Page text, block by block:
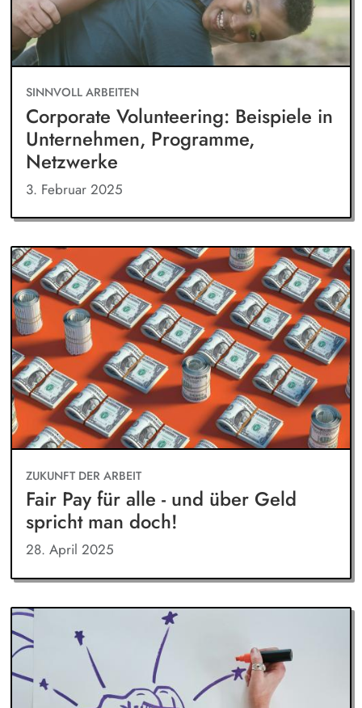
SINNVOLL ARBEITEN
Corporate Volunteering: Beispiele in
Unternehmen, Programme,
Netzwerke
3. Februar 2025
ZUKUNFT DER ARBEIT
Fair Pay für alle - und über Geld
spricht man doch!
28. April 2025